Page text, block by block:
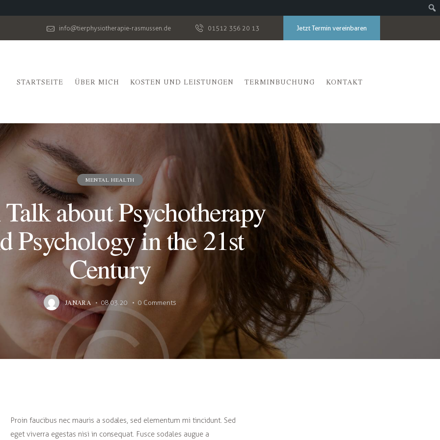
info@tierphysiotherapie-rasmussen.de 01512 356 20 13 Jetzt Termin vereinbaren
STARTSEITE ÜBER MICH KOSTEN UND LEISTUNGEN TERMINBUCHUNG KONTAKT
MENTAL HEALTH
about Psychotherapy
Psychology in the 21st
Century
JANARA 08.03.20 0 Comments
Proin faucibus nec mauris a sodales, sed elementum mi tincidunt. Sed
eget viverra egestas nisi in consequat. Fusce sodales augue a